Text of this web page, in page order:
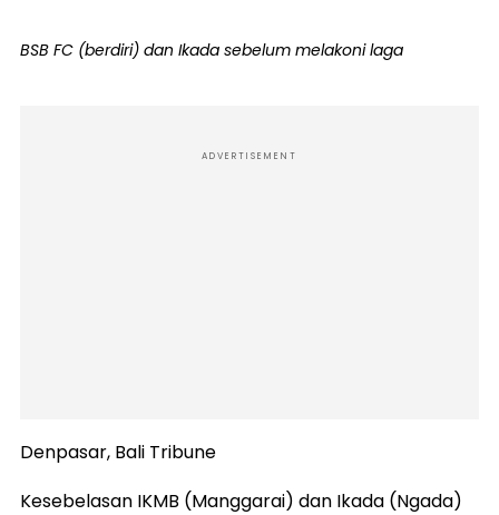
BSB FC (berdiri) dan Ikada sebelum melakoni laga
ADVERTISEMENT
Denpasar, Bali Tribune
Kesebelasan IKMB (Manggarai) dan Ikada (Ngada)